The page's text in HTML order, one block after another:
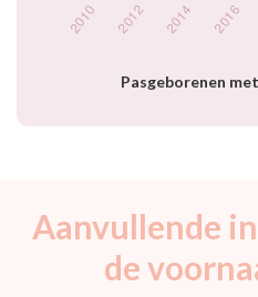
Pasgeborenen
Popularité du
Aanvullende
de